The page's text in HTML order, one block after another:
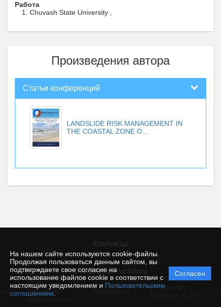
На нашем сайте используются cookie-файлы.
Продолжая пользоваться данным сайтом, вы
подтверждаете свое согласие на
использование файлов cookie в соответствии с
настоящим уведомлением и Пользовательским
соглашением
Согласен
Работа
Chuvash State University ,
Произведения автора
Статьи конференций
LANDSLIDE RISK MANAGEMENT IN
THE COASTAL ZONE O...
Контакты
© Academus Publishing
Политика
защиты и
обработки
Powered by